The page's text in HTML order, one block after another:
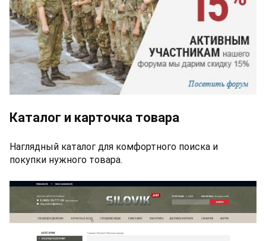
Каталог и карточка товара
Наглядный каталог для комфортного поиска и
покупки нужного товара.